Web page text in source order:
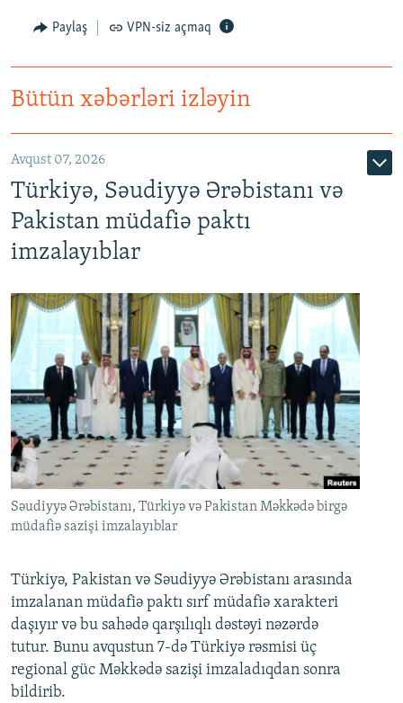
Paylaş VPN-siz açmaq
Bütün xəbərləri izləyin
Avqust 07, 2026
Türkiyə, Səudiyyə Ərəbistanı və
Pakistan müdafiə paktı
imzalayıblar
Səudiyyə Ərəbistanı, Türkiyə və Pakistan Məkkədə birgə
müdafiə sazişi imzalayıblar
Türkiyə, Pakistan və Səudiyyə Ərəbistanı arasında
imzalanan müdafiə paktı sırf müdafiə xarakteri
daşıyır və bu sahədə qarşılıqlı dəstəyi nəzərdə
tutur. Bunu avqustun 7-də Türkiyə rəsmisi üç
regional güc Məkkədə sazişi imzaladıqdan sonra
bildirib.